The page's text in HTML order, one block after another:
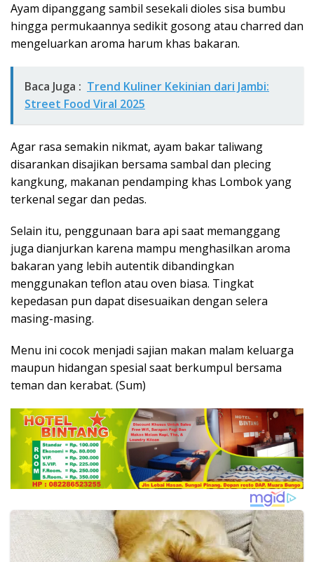
Ayam dipanggang sambil sesekali dioles sisa bumbu
hingga permukaannya sedikit gosong atau charred dan
mengeluarkan aroma harum khas bakaran.
Baca Juga : Trend Kuliner Kekinian dari Jambi:
Street Food Viral 2025
Agar rasa semakin nikmat, ayam bakar taliwang
disarankan disajikan bersama sambal dan plecing
kangkung, makanan pendamping khas Lombok yang
terkenal segar dan pedas.
Selain itu, penggunaan bara api saat memanggang
juga dianjurkan karena mampu menghasilkan aroma
bakaran yang lebih autentik dibandingkan
menggunakan teflon atau oven biasa. Tingkat
kepedasan pun dapat disesuaikan dengan selera
masing-masing.
Menu ini cocok menjadi sajian makan malam keluarga
maupun hidangan spesial saat berkumpul bersama
teman dan kerabat. (Sum)